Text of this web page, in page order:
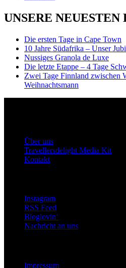
UNSERE NEUESTEN
Die ersten Tage in Cape Town
10 Jahre Südafrika – Unser
Nussiges Granola de Luxe
Die letzte Etappe – 4 Tage
Zwei Tage Finnland zwischen
Weihnachtsmann
Über uns
Travellersdelight Media Kit
Kontakt
Instagram
RSS Feed
Bloglovin‘
Nachricht an uns
Impressum